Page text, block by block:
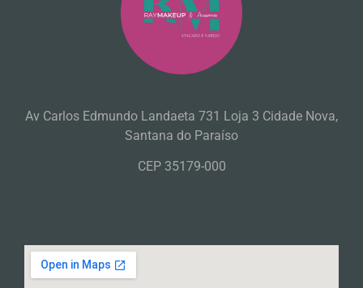
Av Carlos Edmundo Landaeta 731 Loja 3 Cidade Nova,
Santana do Paraíso
CEP 35179-000